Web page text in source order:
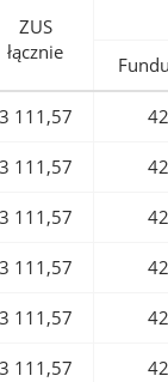
ZUS
łącznie
3 111,57
3 111,57
3 111,57
3 111,57
3 111,57
3 111,57